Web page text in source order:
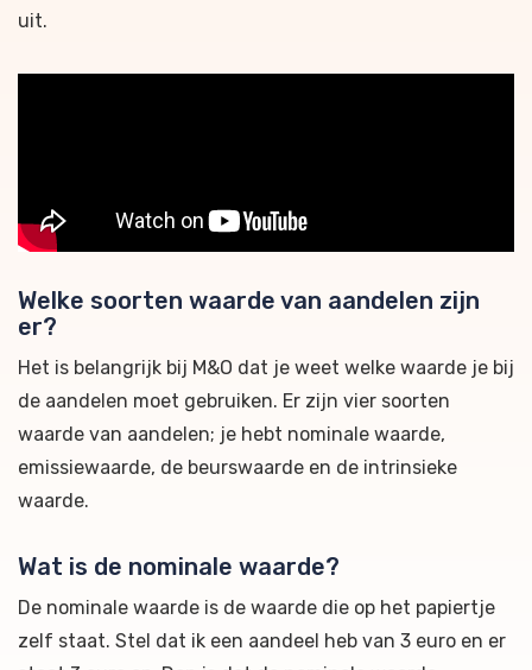
uit.
Welke soorten waarde van aandelen zijn
er?
Het is belangrijk bij M&O dat je weet welke waarde je bij
de aandelen moet gebruiken. Er zijn vier soorten
waarde van aandelen; je hebt nominale waarde,
emissiewaarde, de beurswaarde en de intrinsieke
waarde.
Wat is de nominale waarde?
De nominale waarde is de waarde die op het papiertje
zelf staat. Stel dat ik een aandeel heb van 3 euro en er